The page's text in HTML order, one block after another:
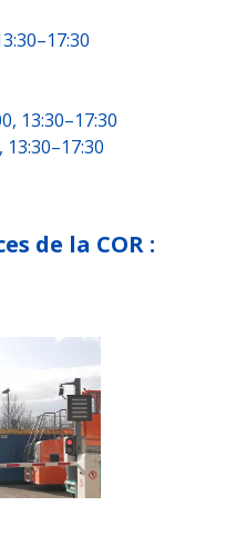
13:30–17:30
13:30–17:30
de la COR :